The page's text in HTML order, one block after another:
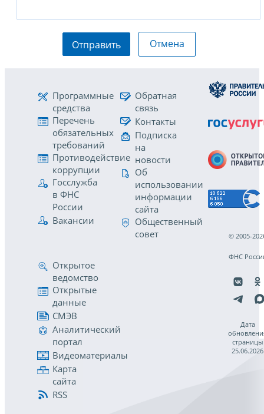
Отправить Отмена
Программные
средства
Перечень
обязательных
требований
Противодействие
коррупции
Госслужба
в ФНС
России
Вакансии
Обратная
связь
Контакты
Подписка
на
новости
Об
использовании
информации
сайта
Общественный
совет
Открытое
ведомство
Открытые
данные
СМЭВ
Аналитический
портал
Видеоматериалы
Карта
сайта
RSS
© 2005-
ФНС
Дата
страницы
25.06.2026